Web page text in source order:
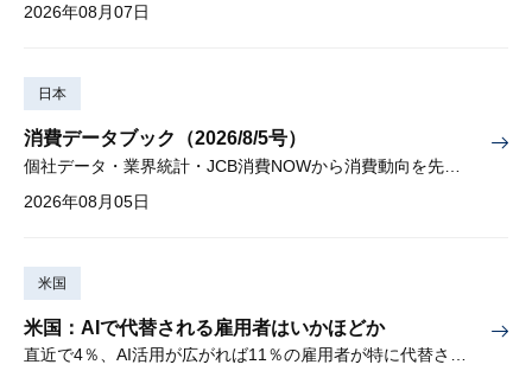
2026年08月07日
日本
消費データブック（2026/8/5号）
2026年08月05日
米国
米国：AIで代替される雇用者はいかほどか
直近で4％、AI活用が広がれば11％の雇用者が特に代替されやすい